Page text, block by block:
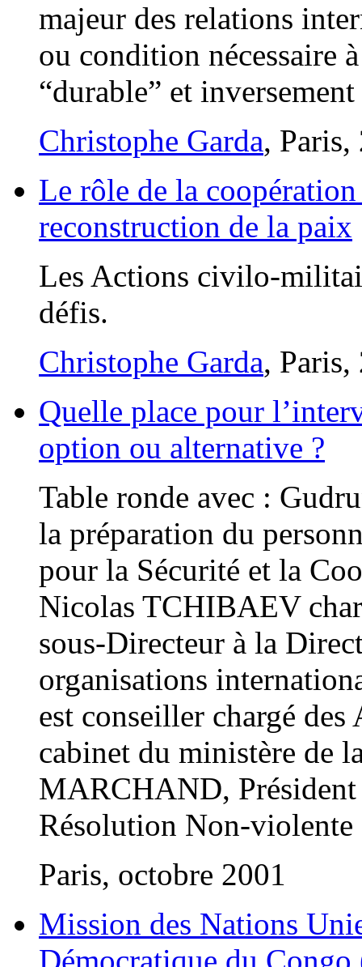
majeur des relations
ou condition nécessaire
“durable” et inversement
Christophe Garda, Paris,
Le rôle de la
reconstruction de la paix
Les Actions civilo-
défis.
Christophe Garda, Paris,
Quelle place pour
option ou alternative ?
Table ronde avec :
la préparation du
pour la Sécurité et la
Nicolas TCHIBAEV
sous-Directeur à la
organisations
est conseiller chargé
cabinet du ministère de
MARCHAND, Président
Résolution Non-
Paris, octobre 2001
Mission des Nations